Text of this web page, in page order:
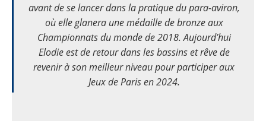
avant de se lancer dans la pratique du para-aviron,
où elle glanera une médaille de bronze aux
Championnats du monde de 2018. Aujourd’hui
Elodie est de retour dans les bassins et rêve de
revenir à son meilleur niveau pour participer aux
Jeux de Paris en 2024.